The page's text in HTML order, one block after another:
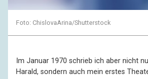
Foto: ChislovaArina/Shutterstock
Im Januar 1970 schrieb ich aber nicht
Harald, sondern auch mein erstes